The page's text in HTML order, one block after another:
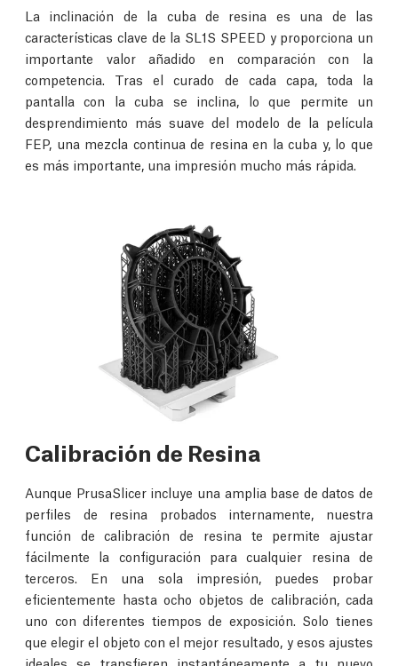
La inclinación de la cuba de resina es una de las
características clave de la SL1S SPEED y proporciona un
importante valor añadido en comparación con la
competencia. Tras el curado de cada capa, toda la
pantalla con la cuba se inclina, lo que permite un
desprendimiento más suave del modelo de la película
FEP, una mezcla continua de resina en la cuba y, lo que
es más importante, una impresión mucho más rápida.
Calibración de Resina
Aunque PrusaSlicer incluye una amplia base de datos de
perfiles de resina probados internamente, nuestra
función de calibración de resina te permite ajustar
fácilmente la configuración para cualquier resina de
terceros. En una sola impresión, puedes probar
eficientemente hasta ocho objetos de calibración, cada
uno con diferentes tiempos de exposición. Solo tienes
que elegir el objeto con el mejor resultado, y esos ajustes
ideales se transfieren instantáneamente a tu nuevo